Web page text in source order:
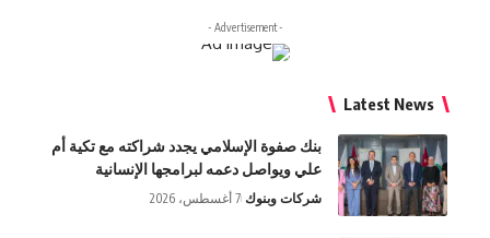
Latest News
بنك صفوة الإسلامي يجدد شراكته مع تكية أم
علي ويواصل دعمه لبرامجها الإنسانية
شركات وبنوك 7 أغسطس، 2026